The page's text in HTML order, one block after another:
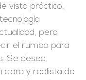
vista práctico,
pero
el rumbo para
Se desea
clara y realista de